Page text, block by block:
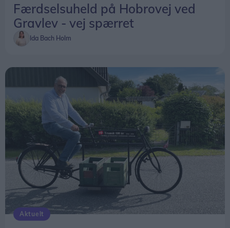
Færdselsuheld på Hobrovej ved
Gravlev - vej spærret
Ida Bach Holm
Aktuelt